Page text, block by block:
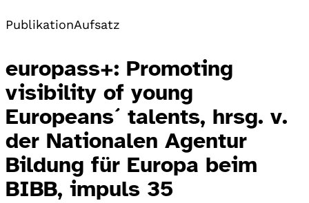
PublikationAufsatz
europass+: Promoting
visibility of young
Europeans´ talents, hrsg. v.
der Nationalen Agentur
Bildung für Europa beim
BIBB, impuls 35